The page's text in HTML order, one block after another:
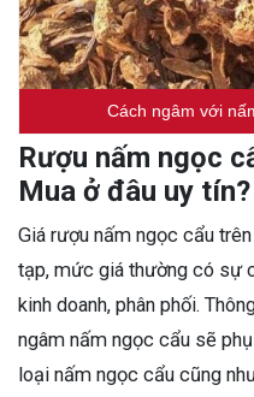
Cách ngâm với
Rượu nấm ngọc
Mua ở đâu uy tín?
Giá rượu nấm ngọc cẩu
tạp, mức giá thường có sự
kinh doanh, phân phối.
ngâm nấm ngọc cẩu sẽ
loại nấm ngọc cẩu cũng